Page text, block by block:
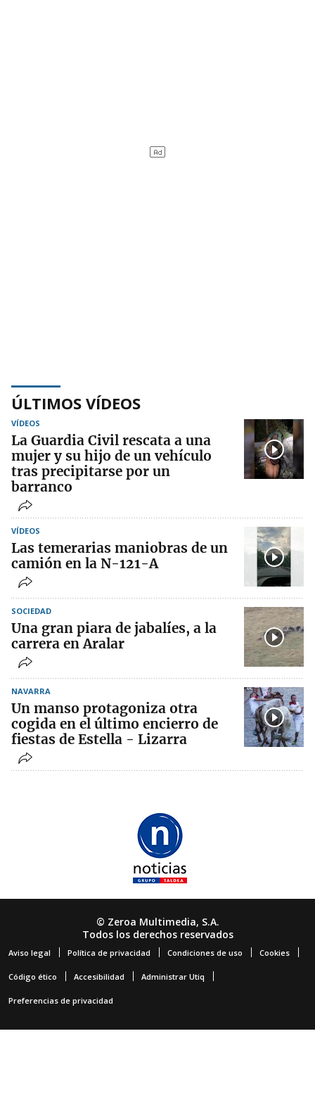
ÚLTIMOS VÍDEOS
VÍDEOS
La Guardia Civil rescata a una
mujer y su hijo de un vehículo
tras precipitarse por un
barranco
VÍDEOS
Las temerarias maniobras de un
camión en la N-121-A
SOCIEDAD
Una gran piara de jabalíes, a la
carrera en Aralar
NAVARRA
Un manso protagoniza otra
cogida en el último encierro de
fiestas de Estella - Lizarra
© Zeroa Multimedia, S.A.
Todos los derechos reservados
Aviso legal Política de privacidad Condiciones de uso Cookies
Código ético Accesibilidad Administrar Utiq
Preferencias de privacidad